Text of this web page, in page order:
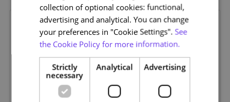
Aug. 4, 2026
collection of optional cookies: functional,
advertising and analytical. You can change
your preferences in "Cookie Settings". See
the Cookie Policy for more information.
Strictly
necessary
Analytical Advertising